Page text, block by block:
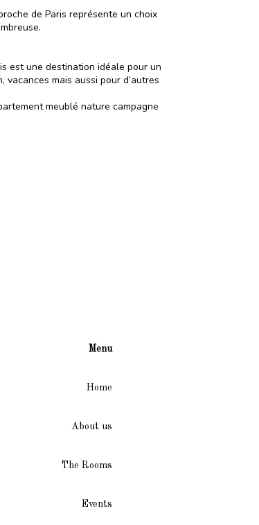
de Paris représente un choix
est une destination idéale pour un
, vacances mais aussi pour d’autres
meublé nature campagne
Menu
Home
About us
The Rooms
Events